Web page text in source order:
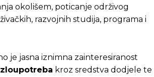
okolišem, poticanje održivog
razvojnih studija, programa i
je jasna iznimna zainteresiranost
kroz sredstva dodjele te